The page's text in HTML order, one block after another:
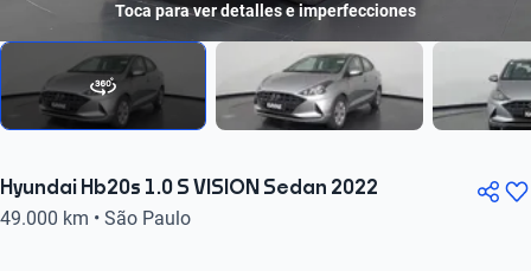
Toca para ver detalles e imperfecciones
Hyundai Hb20s 1.0 S VISION Sedan 2022
49.000 km • São Paulo